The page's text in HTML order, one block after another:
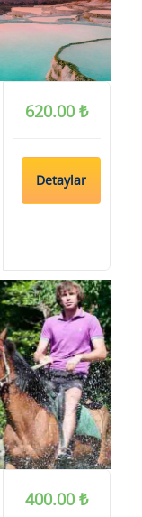
620.00 ₺
Detaylar
400.00 ₺